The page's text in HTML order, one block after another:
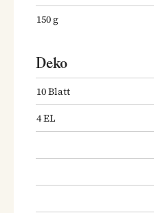
150g
Deko
10Blatt
4EL